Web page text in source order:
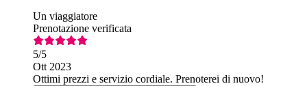
Un viaggiatore
Prenotazione verificata
5/5
Ott 2023
Ottimi prezzi e servizio cordiale. Prenoterei di nuovo!